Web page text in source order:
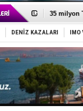
35 milyon
İnsansız
Yüzyıl
Anadolu
Derince,
Tüpraş,
İTU AUV,
LNG
Türkiye-
Türk
DENİZ KAZALARI IMO